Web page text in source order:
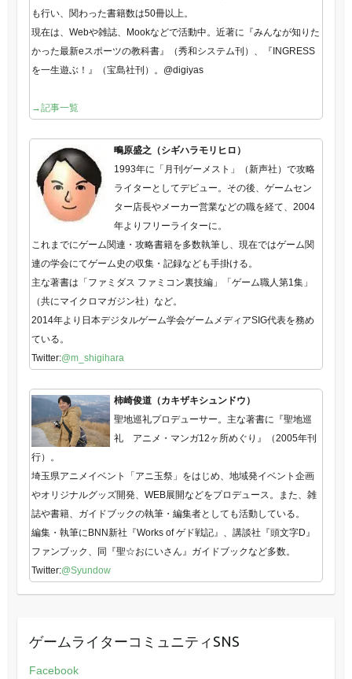
も行い、関わった書籍数は50冊以上。
現在は、Webや雑誌、Mookなどで活動中。近著に『みんなが知りた
かった最新eスポーツの教科書』（秀和システム刊）、『INGRESS
を一生遊ぶ！』（宝島社刊）。@digiyas
→記事一覧
鴫原盛之（シギハラモリヒロ）
1993年に「月刊ゲーメスト」（新声社）で攻略
ライターとしてデビュー。その後、ゲームセン
ター店長やメーカー営業などの職を経て、2004
年よりフリーライターに。
これまでにゲーム関連・攻略書籍を多数執筆し、現在ではゲーム関
連の学会にてゲーム史の収集・記録なども手掛ける。
主な著書は「ファミダス ファミコン裏技編」「ゲーム職人第1集」
（共にマイクロマガジン社）など。
2014年より日本デジタルゲーム学会ゲームメディアSIG代表を務め
ている。
Twitter:@m_shigihara
柿崎俊道（カキザキシュンドウ）
聖地巡礼プロデューサー。主な著書に『聖地巡
礼 アニメ・マンガ12ヶ所めぐり』（2005年刊
行）。
埼玉県アニメイベント「アニ玉祭」をはじめ、地域発イベント企画
やオリジナルグッズ開発、WEB展開などをプロデュース。また、雑
誌や書籍、ガイドブックの執筆・編集者としても活動している。
編集・執筆にBNN新社『Works of ゲド戦記』、講談社『頭文字D』
ファンブック、同『聖☆おにいさん』ガイドブックなど多数。
Twitter:@Syundow
ゲームライターコミュニティSNS
Facebook